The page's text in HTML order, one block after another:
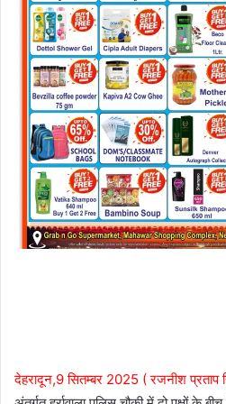
देहरादून,9 सितम्बर 2025 ( रजनीश प्रताप